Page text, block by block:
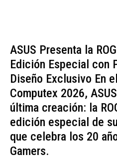
ASUS Presenta la
Edición Especial con
Diseño Exclusivo En
Computex 2026,
última creación: la
edición especial de
que celebra los 20
Gamers.